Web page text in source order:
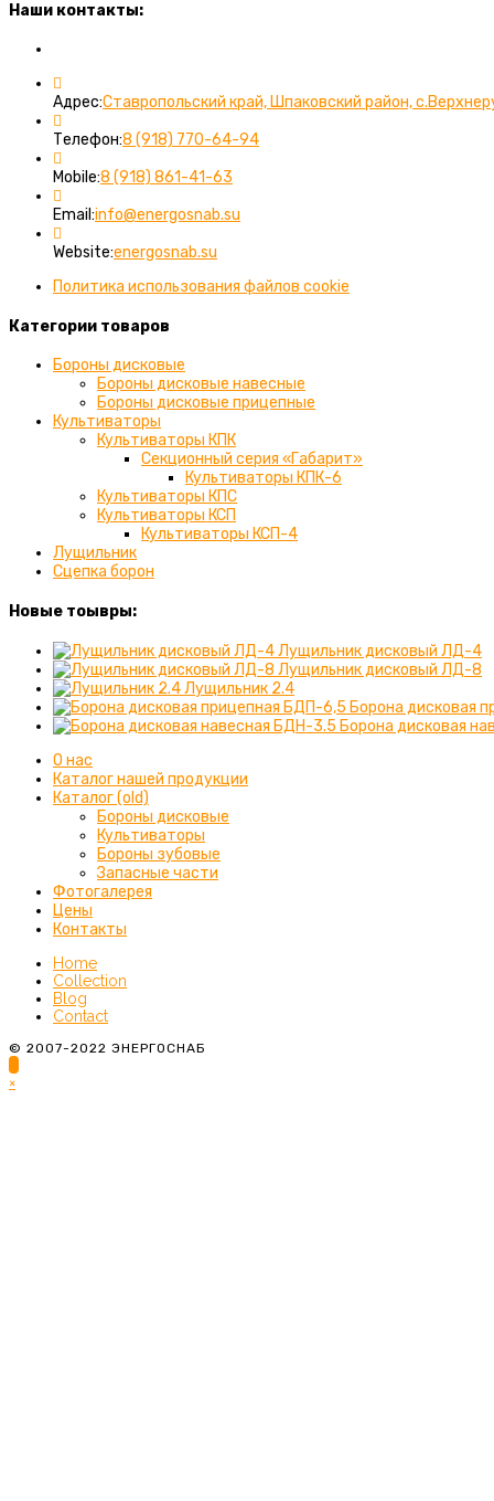
Наши контакты:
Адрес:Ставропольский край, Шпаковский район,
Телефон:8 (918) 770-64-94Откроется
Mobile:8 (918) 861-41-63
вашем
Email:info@energosnab.su
Website:energosnab.su
Политика использования файлов cookie
Категории товаров
Бороны дисковые
Бороны дисковые навесные
Бороны дисковые прицепные
Культиваторы
Культиваторы КПК
Секционный серия «Габарит»
Культиваторы КПК-6
Культиваторы КПС
Культиваторы КСП
Культиваторы КСП-4
Лущильник
Сцепка борон
Новые тоывры:
Лущильник дисковый ЛД-4
Лущильник дисковый ЛД-8
Лущильник 2.4
Борона дисковая
Борона дисковая
О нас
Каталог нашей продукции
Каталог (old)
Бороны дисковые
Культиваторы
Бороны зубовые
Запасные части
Фотогалерея
Цены
Контакты
Home
Collection
Blog
Contact
© 2007-2022 ЭНЕРГОСНАБ
×